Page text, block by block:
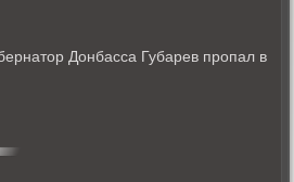
Донбасса Губарев пропал в